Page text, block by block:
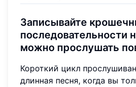
Записывайте
последовательности
можно прослушать
Короткий цикл
длинная песня, когда вы